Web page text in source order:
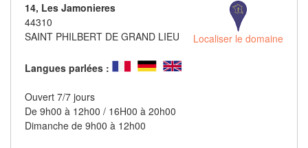
14, Les Jamonieres
44310
SAINT PHILBERT DE GRAND LIEU
Localiser le domaine
Langues parlées :
Ouvert 7/7 jours
De 9h00 à 12h00 / 16H00 à 20h00
Dimanche de 9h00 à 12h00